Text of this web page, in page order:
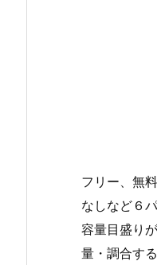
フリー、無
なしなど６
容量目盛り
量・調合す